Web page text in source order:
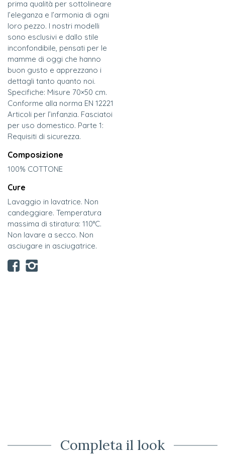
prima qualità per sottolineare
l’eleganza e l’armonia di ogni
loro pezzo. I nostri modelli
sono esclusivi e dallo stile
inconfondibile, pensati per le
mamme di oggi che hanno
buon gusto e apprezzano i
dettagli tanto quanto noi.
Specifiche: Misure 70×50 cm.
Conforme alla norma EN 12221
Articoli per l’infanzia. Fasciatoi
per uso domestico. Parte 1:
Requisiti di sicurezza.
Composizione
100% COTTONE
Cure
Lavaggio in lavatrice. Non
candeggiare. Temperatura
massima di stiratura: 110°C.
Non lavare a secco. Non
asciugare in asciugatrice.
Completa il look